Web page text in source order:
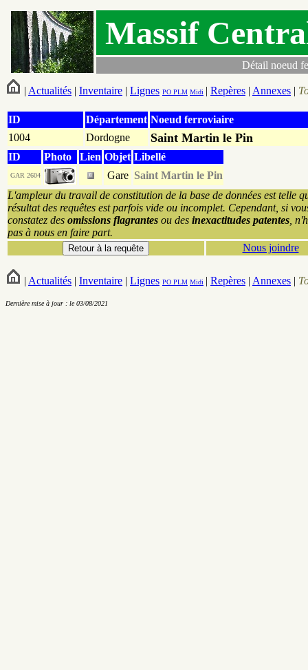
Massif
Détail noeud
| Actualités | Inventaire | Lignes PO PLM Midi | Repères | Annexes |
ID Département Noeud ferroviaire
1004
Dordogne Saint Martin le Pin
ID Photo Lien Objet Libellé
GAR 2604 Gare Saint Martin le Pin
L'ampleur du travail de constitution de la base de données est telle
résultat des requêtes est parfois vide ou incomplet. Cependant, si
constatez des omissions flagrantes ou des inexactitudes patentes ,
pas à nous en faire part.
Nous joindre
| Actualités | Inventaire | Lignes PO PLM Midi | Repères | Annexes |
Dernière mise à jour : le 03/08/2021